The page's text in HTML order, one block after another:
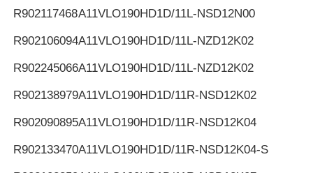
R902117468A11VLO190HD1D/11L-NSD12N00
R902106094A11VLO190HD1D/11L-NZD12K02
R902245066A11VLO190HD1D/11L-NZD12K02
R902138979A11VLO190HD1D/11R-NSD12K02
R902090895A11VLO190HD1D/11R-NSD12K04
R902133470A11VLO190HD1D/11R-NSD12K04-S